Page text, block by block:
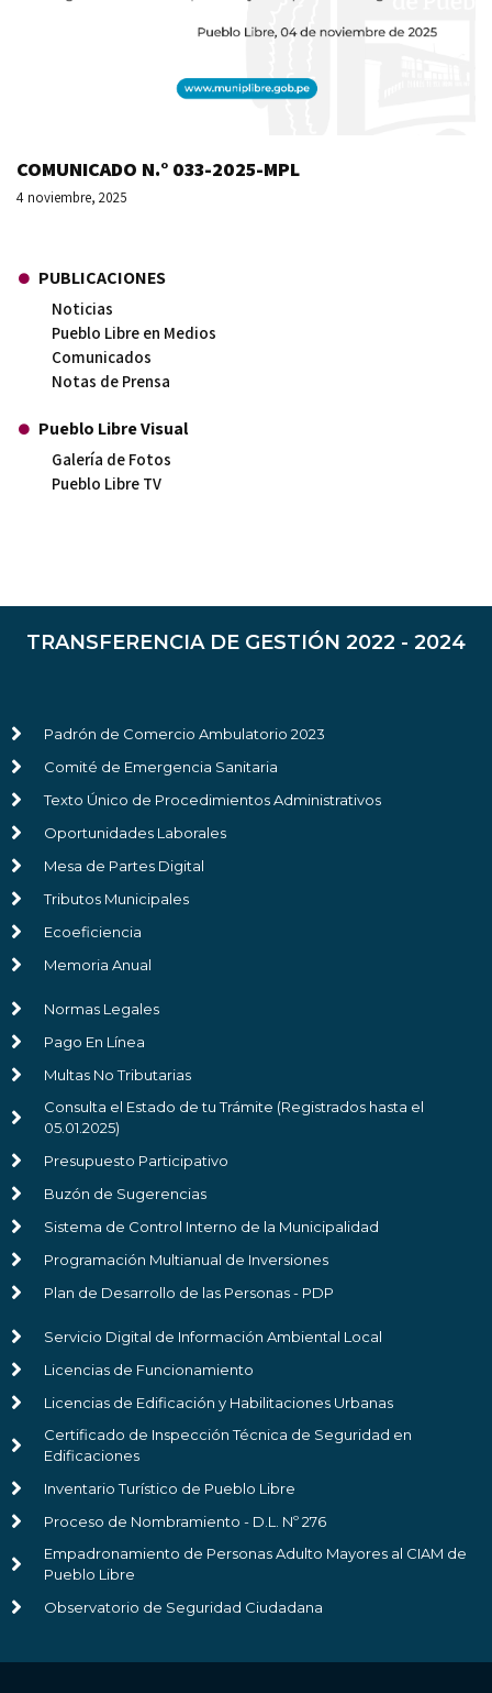
COMUNICADO N.° 033-2025-MPL
4 noviembre, 2025
PUBLICACIONES
Noticias
Pueblo Libre en Medios
Comunicados
Notas de Prensa
Pueblo Libre Visual
Galería de Fotos
Pueblo Libre TV
TRANSFERENCIA DE GESTIÓN 2022 - 2024
Padrón de Comercio Ambulatorio 2023
Comité de Emergencia Sanitaria
Texto Único de Procedimientos Administrativos
Oportunidades Laborales
Mesa de Partes Digital
Tributos Municipales
Ecoeficiencia
Memoria Anual
Normas Legales
Pago En Línea
Multas No Tributarias
Consulta el Estado de tu Trámite (Registrados hasta el
05.01.2025)
Presupuesto Participativo
Buzón de Sugerencias
Sistema de Control Interno de la Municipalidad
Programación Multianual de Inversiones
Plan de Desarrollo de las Personas - PDP
Servicio Digital de Información Ambiental Local
Licencias de Funcionamiento
Licencias de Edificación y Habilitaciones Urbanas
Certificado de Inspección Técnica de Seguridad en
Edificaciones
Inventario Turístico de Pueblo Libre
Proceso de Nombramiento - D.L. Nº 276
Empadronamiento de Personas Adulto Mayores al CIAM de
Pueblo Libre
Observatorio de Seguridad Ciudadana